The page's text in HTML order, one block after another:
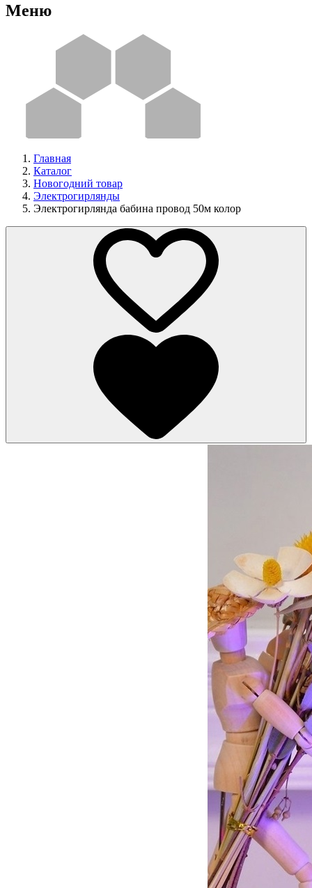
Меню
Главная
Каталог
Новогодний товар
Электрогирлянды
Электрогирлянда бабина провод 50м колор